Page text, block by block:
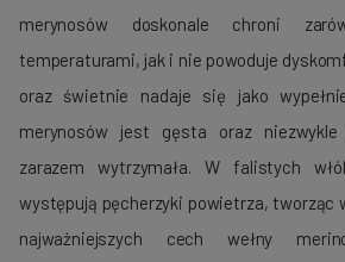
merynosów doskonale chroni
temperaturami, jak i nie powoduje
oraz świetnie nadaje się jako
merynosów jest gęsta oraz
zarazem wytrzymała. W falistych
występują pęcherzyki powietrza, tworząc
najważniejszych cech wełny